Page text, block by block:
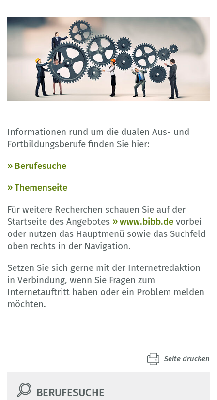
Informationen rund um die dualen Aus- und
Fortbildungsberufe finden Sie hier:
Berufesuche
Themenseite
Für weitere Recherchen schauen Sie auf der
Startseite des Angebotes
www.bibb.de vorbei
oder nutzen das Hauptmenü sowie das Suchfeld
oben rechts in der Navigation.
Setzen Sie sich gerne mit der Internetredaktion
in Verbindung, wenn Sie Fragen zum
Internetauftritt haben oder ein Problem melden
möchten.
Seite drucken
BERUFESUCHE